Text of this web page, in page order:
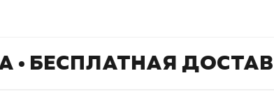
БЕСПЛАТНАЯ